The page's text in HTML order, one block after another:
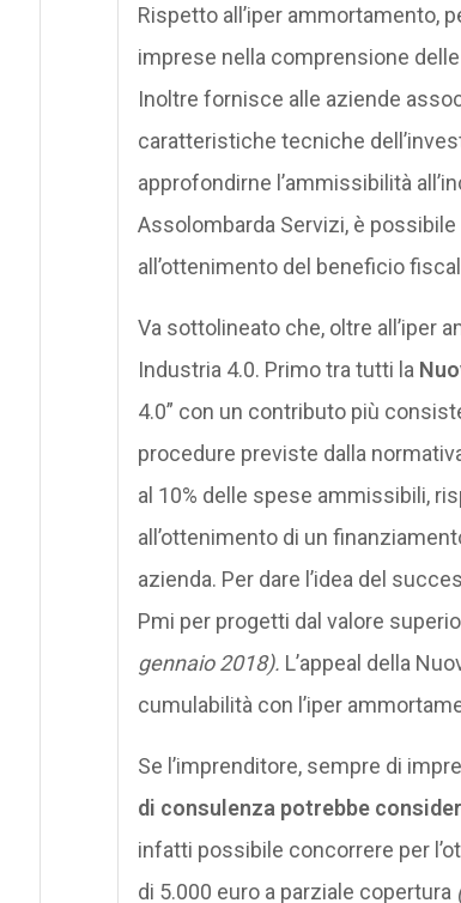
Rispetto all’iper ammortamento,
imprese nella comprensione
Inoltre fornisce alle aziende
caratteristiche tecniche
approfondirne l’ammissibilità
Assolombarda Servizi, è
all’ottenimento del beneficio
Va sottolineato che, oltre all’iper
Industria 4.0. Primo tra tutti la
4.0” con un contributo più
procedure previste dalla
al 10% delle spese ammissibili,
all’ottenimento di un
azienda. Per dare l’idea del
Pmi per progetti dal valore
gennaio 2018). L’appeal della
cumulabilità con l’iper
Se l’imprenditore, sempre di
di consulenza potrebbe
infatti possibile concorrere per
di 5.000 euro a parziale copertura